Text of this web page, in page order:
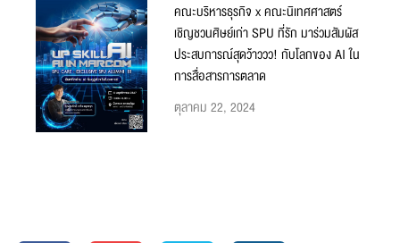
คณะบริหารธุรกิจ x คณะนิเทศศาสตร์
เชิญชวนศิษย์เก่า SPU ที่รัก มาร่วมสัมผัส
ประสบการณ์สุดว้าววว! กับโลกของ AI ใน
การสื่อสารการตลาด
ตุลาคม 22, 2024